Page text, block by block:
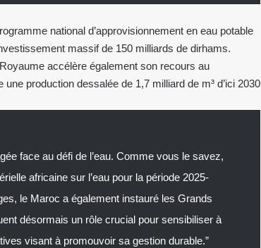
national d’approvisionnement en eau potable
massif de 150 milliards de dirhams.
accélère également son recours au
une production dessalée de 1,7 milliard de m³ d’ici 2030
face au défi de l’eau. Comme vous le savez,
africaine sur l’eau pour la période 2025-
le Maroc a également instauré les Grands
désormais un rôle crucial pour sensibiliser à
visant à promouvoir sa gestion durable.”